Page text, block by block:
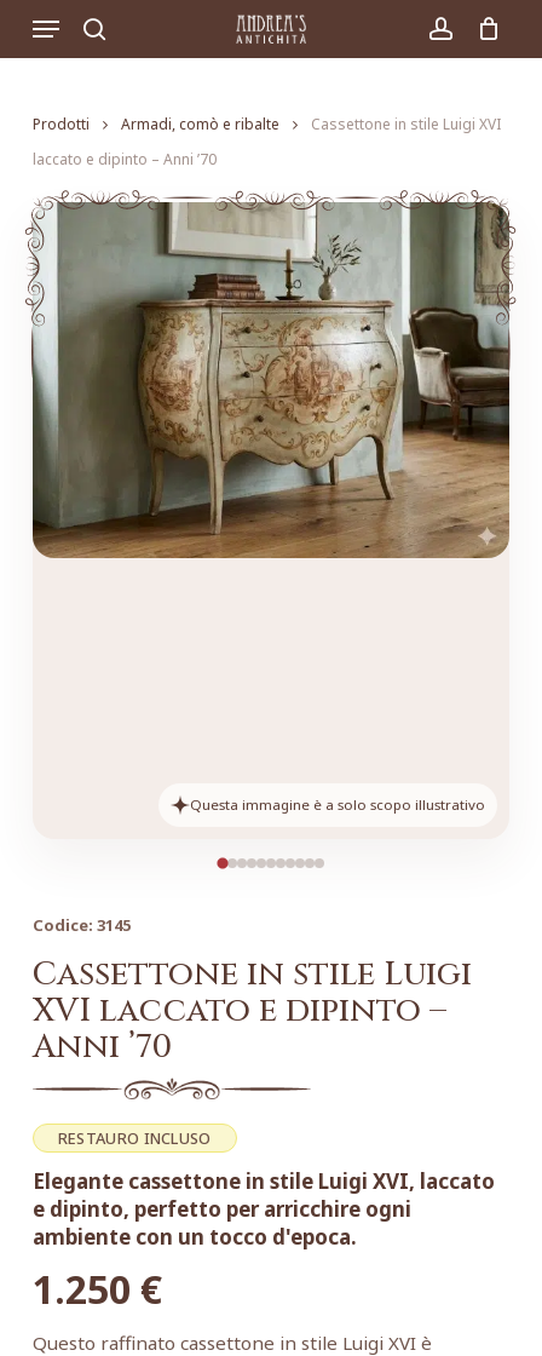
search account
Menu
Prodotti Armadi, comò e ribalte
Cassettone in stile Luigi XVI
laccato e dipinto – Anni ’70
Questa immagine è a solo scopo illustrativo
Codice: 3145
Cassettone in stile Luigi
XVI laccato e dipinto –
Anni ’70
RESTAURO INCLUSO
Elegante cassettone in stile Luigi XVI, laccato
e dipinto, perfetto per arricchire ogni
ambiente con un tocco d'epoca.
1.250 €
Questo raffinato cassettone in stile Luigi XVI è